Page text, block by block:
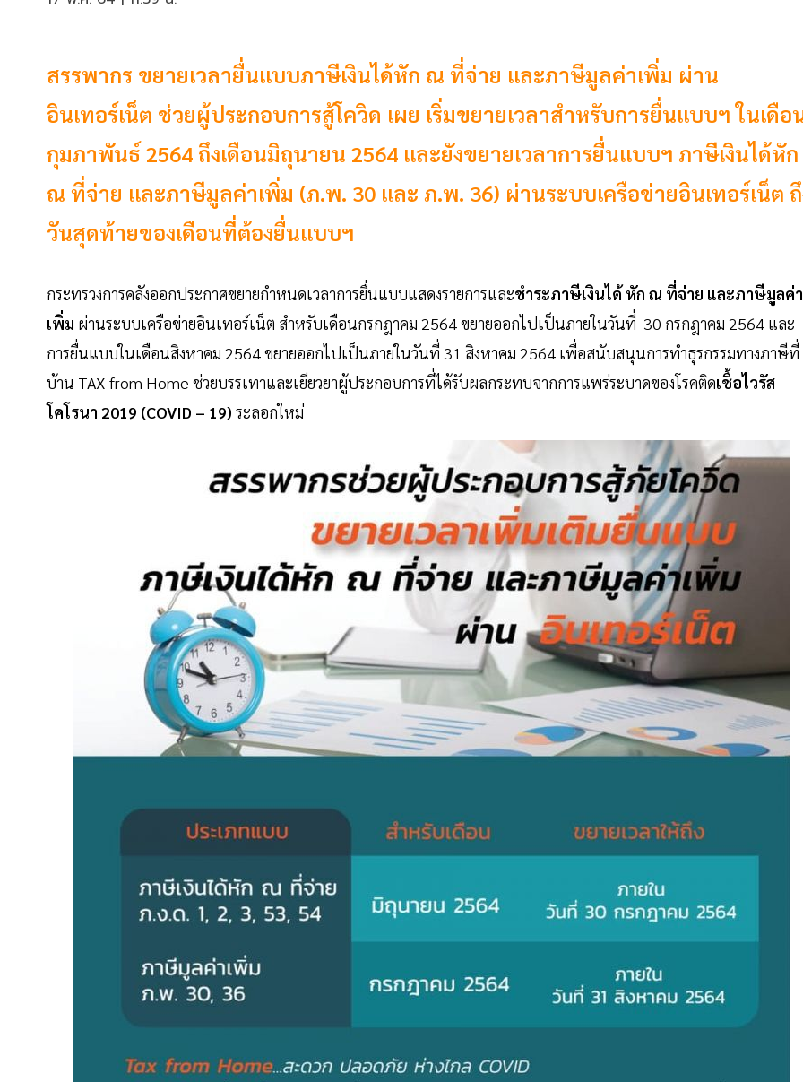
สรรพากร ขยายเวลายื่นแบบภาษีเงินได้หัก ณ ที่จ่าย และภาษีมูลค่าเพิ่ม ผ่าน
อินเทอร์เน็ต ช่วยผู้ประกอบการสู้โควิด เผย เริ่มขยายเวลาสำหรับการยื่นแบบฯ ในเดือ
กุมภาพันธ์ 2564 ถึงเดือนมิถุนายน 2564 และยังขยายเวลาการยื่นแบบฯ ภาษีเงินได้หัก
ณ ที่จ่าย และภาษีมูลค่าเพิ่ม (ภ.พ. 30 และ ภ.พ. 36) ผ่านระบบเครือข่ายอินเทอร์เน็ต
วันสุดท้ายของเดือนที่ต้องยื่นแบบฯ
กระทรวงการคลังออกประกาศขยายกำหนดเวลาการยื่นแบบแสดงรายการและชำระภาษีเงินได้ หัก ณ ที่จ่าย และภาษีมูลค่า
เพิ่ม ผ่านระบบเครือข่ายอินเทอร์เน็ต สำหรับเดือนกรกฎาคม 2564 ขยายออกไปเป็นภายในวันที่ 30 กรกฎาคม 2564 และ
การยื่นแบบในเดือนสิงหาคม 2564 ขยายออกไปเป็นภายในวันที่ 31 สิงหาคม 2564 เพื่อสนับสนุนการทำธุรกรรมทางภาษีที่
บ้าน TAX from Home ช่วยบรรเทาและเยียวยาผู้ประกอบการที่ได้รับผลกระทบจากการแพร่ระบาดของโรคติดเชื้อไวรัส
โคโรนา 2019 (COVID – 19) ระลอกใหม่